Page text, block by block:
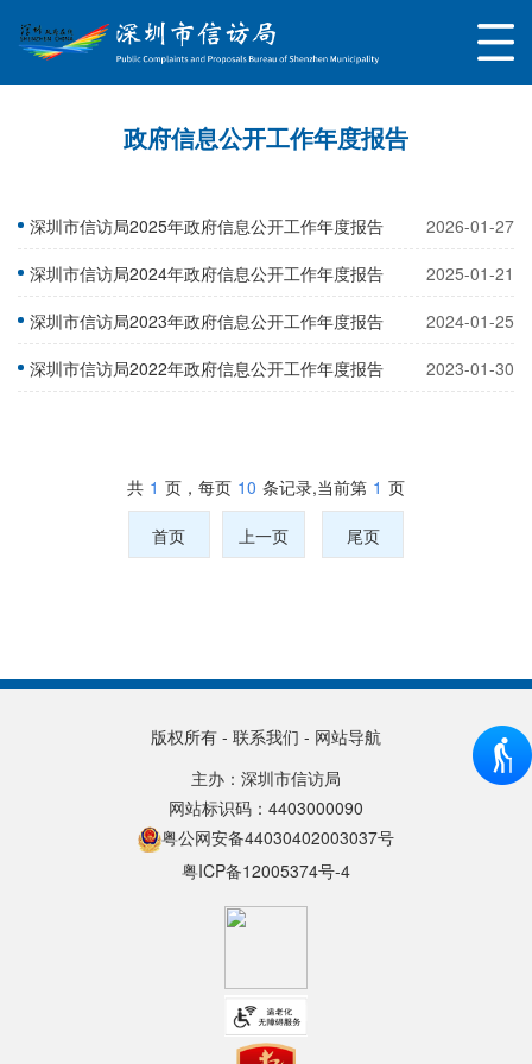
政府信息公开工作年度报告
深圳市信访局2025年政府信息公开工作年度报告
2026-01-27
深圳市信访局2024年政府信息公开工作年度报告
2025-01-21
深圳市信访局2023年政府信息公开工作年度报告
2024-01-25
深圳市信访局2022年政府信息公开工作年度报告
2023-01-30
共 1 页，每页 10 条记录,当前第 1 页
首页 上一页 尾页
版权所有 - 联系我们 - 网站导航
主办：深圳市信访局
网站标识码：4403000090
粤公网安备44030402003037号
粤ICP备12005374号-4